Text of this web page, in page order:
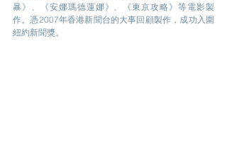
暴》、《安娜瑪德蓮娜》、《東京攻略》等電影製
作。憑2007年香港新聞台的大事回顧製作，成功入圍
紐約新聞獎。